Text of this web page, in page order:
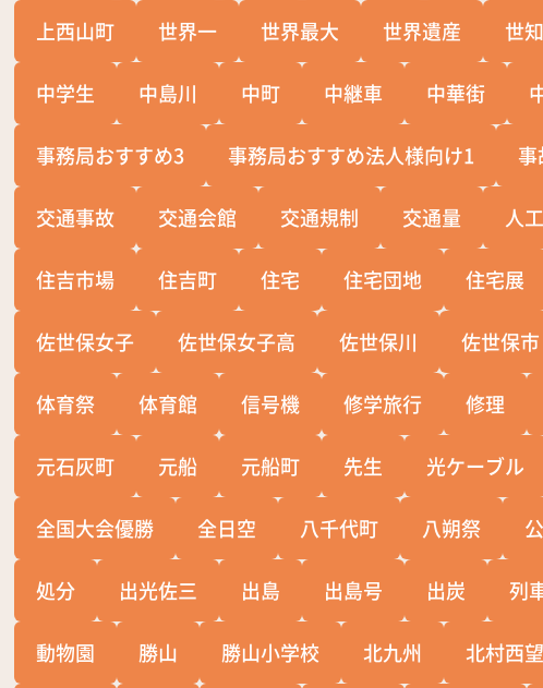
上西山町 世界一 世界最大 世界遺産 世
中学生 中島川 中町 中継車 中華街
事務局おすすめ3 事務局おすすめ法人様向け1
交通事故 交通会館 交通規制 交通量 人
住吉市場 住吉町 住宅 住宅団地 住宅展
佐世保女子 佐世保女子高 佐世保川 佐世保市
体育祭 体育館 信号機 修学旅行 修理
元石灰町 元船 元船町 先生 光ケーブル
全国大会優勝 全日空 八千代町 八朔祭
処分 出光佐三 出島 出島号 出炭 列
動物園 勝山 勝山小学校 北九州 北村西望